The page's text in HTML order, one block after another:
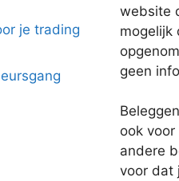
je trading
website
mogelijk
geen
ook voor
andere
voor dat